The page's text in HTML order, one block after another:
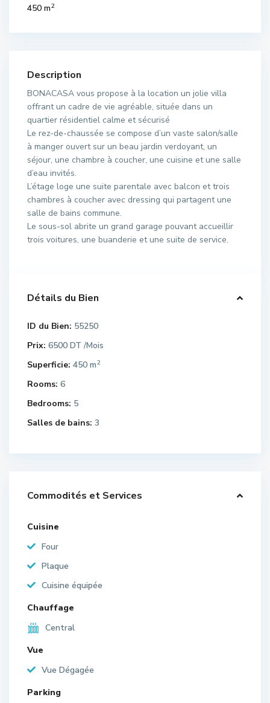
450 m2
Description
BONACASA vous propose à la location un jolie villa
offrant un cadre de vie agréable, située dans un
quartier résidentiel calme et sécurisé
Le rez-de-chaussée se compose d’un vaste salon/salle
à manger ouvert sur un beau jardin verdoyant, un
séjour, une chambre à coucher, une cuisine et une salle
d’eau invités.
L’étage loge une suite parentale avec balcon et trois
chambres à coucher avec dressing qui partagent une
salle de bains commune.
Le sous-sol abrite un grand garage pouvant accueillir
trois voitures, une buanderie et une suite de service.
Détails du Bien
ID du Bien: 55250
Prix: 6500 DT /Mois
Superficie: 450 m2
Rooms: 6
Bedrooms: 5
Salles de bains: 3
Commodités et Services
Cuisine
Four
Plaque
Cuisine équipée
Chauffage
Central
Vue
Vue Dégagée
Parking